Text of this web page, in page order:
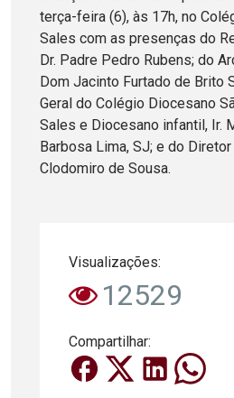
terça-feira (6), às 17h, no
Sales com as presenças do
Dr. Padre Pedro Rubens; do
Dom Jacinto Furtado de Brito
Geral do Colégio Diocesano
Sales e Diocesano infantil, Ir.
Barbosa Lima, SJ; e do
Clodomiro de Sousa.
Visualizações:
12529
Compartilhar: